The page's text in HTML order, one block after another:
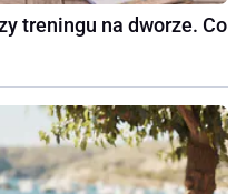
treningu na dworze. Co